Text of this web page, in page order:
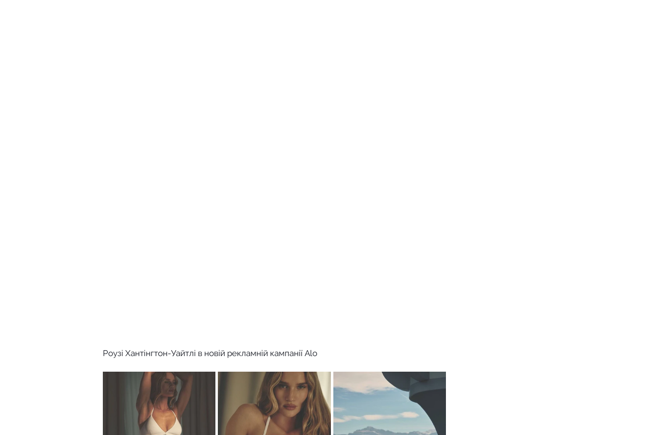
Роузі Хантінгтон-Уайтлі в новій рекламній кампанії Alo